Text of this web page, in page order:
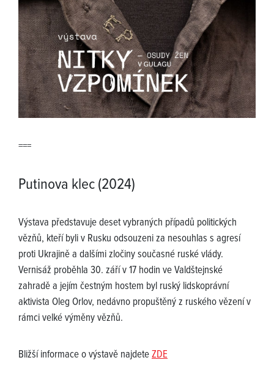
===
Putinova klec (2024)
Výstava představuje deset vybraných případů politických
vězňů, kteří byli v Rusku odsouzeni za nesouhlas s agresí
proti Ukrajině a dalšími zločiny současné ruské vlády.
Vernisáž proběhla 30. září v 17 hodin ve Valdštejnské
zahradě a jejím čestným hostem byl ruský lidskoprávní
aktivista Oleg Orlov, nedávno propuštěný z ruského vězení v
rámci velké výměny vězňů.
Bližší informace o výstavě najdeteZDE